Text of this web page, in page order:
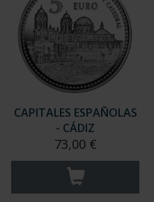
CAPITALES ESPAÑOLAS
- CÁDIZ
73,00 €